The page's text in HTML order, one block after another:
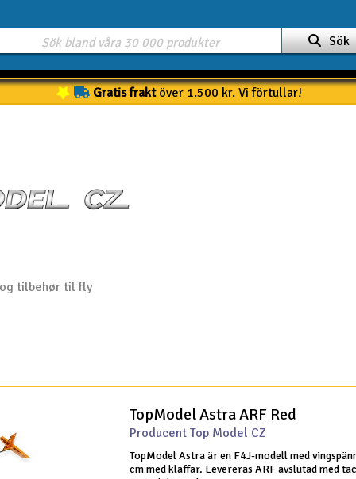
Sök
Gratis fraktöver 1.500 kr. Vi förtullar!
tilbehør til fly
TopModel Astra ARF Red
Producent Top Model CZ
TopModel Astra är en F4J-modell med
cm med klaffar. Levereras ARF avslutad med